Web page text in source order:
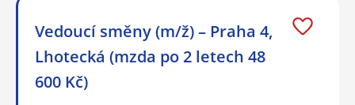
Vedoucí směny (m/ž) – Praha 4,
Lhotecká (mzda po 2 letech 48
600 Kč)